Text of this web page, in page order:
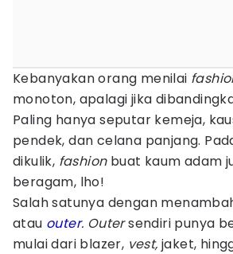
Kebanyakan orang menilai
monoton, apalagi jika
Paling hanya seputar kemeja,
pendek, dan celana panjang.
dikulik, fashion buat kaum adam
beragam, lho!
Salah satunya dengan
atau outer. Outersendiri punya
mulai dari blazer, vest,jaket,